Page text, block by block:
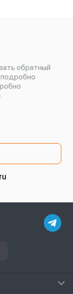
обратный